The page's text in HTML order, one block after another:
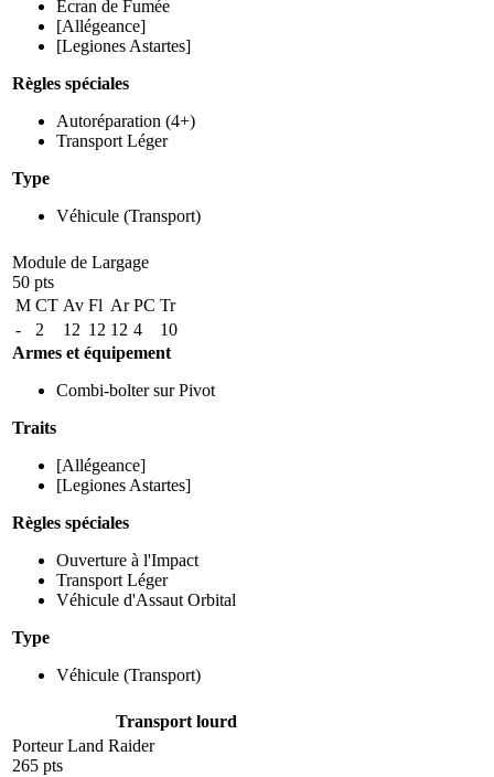
Ecran de Fumée
[Allégeance]
[Legiones Astartes]
Règles spéciales
Autoréparation (4+)
Transport Léger
Type
Véhicule (Transport)
Module de Largage
50 pts
M CT Av Fl Ar PC Tr
-
2 12 12 12 4
10
Armes et équipement
Combi-bolter sur Pivot
Traits
[Allégeance]
[Legiones Astartes]
Règles spéciales
Ouverture à l'Impact
Transport Léger
Véhicule d'Assaut Orbital
Type
Véhicule (Transport)
Transport lourd
Porteur Land Raider
265 pts